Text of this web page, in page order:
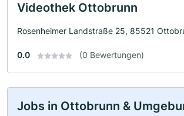
Videothek Ottobrunn
Rosenheimer Landstraße 25, 85521
0.0 (0 Bewertungen)
Jobs in Ottobrunn &